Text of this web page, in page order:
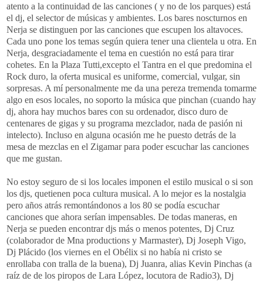
atento a la continuidad de las canciones ( y no de los parques) está
el dj, el selector de músicas y ambientes. Los bares noscturnos en
Nerja se distinguen por las canciones que escupen los altavoces.
Cada uno pone los temas según quiera tener una clientela u otra. En
Nerja, desgraciadamente el tema en cuestión no está para tirar
cohetes. En la Plaza Tutti,excepto el Tantra en el que predomina el
Rock duro, la oferta musical es uniforme, comercial, vulgar, sin
sorpresas. A mí personalmente me da una pereza tremenda tomarme
algo en esos locales, no soporto la música que pinchan (cuando hay
dj, ahora hay muchos bares con su ordenador, disco duro de
centenares de gigas y su programa mezclador, nada de pasión ni
intelecto). Incluso en alguna ocasión me he puesto detrás de la
mesa de mezclas en el Zigamar para poder escuchar las canciones
que me gustan.
No estoy seguro de si los locales imponen el estilo musical o si son
los djs, quetienen poca cultura musical. A lo mejor es la nostalgia
pero años atrás remontándonos a los 80 se podía escuchar
canciones que ahora serían impensables. De todas maneras, en
Nerja se pueden encontrar djs más o menos potentes, Dj Cruz
(colaborador de Mna productions y Marmaster), Dj Joseph Vigo,
Dj Plácido (los viernes en el Obélix si no había ni cristo se
enrollaba con tralla de la buena), Dj Juanra, alias Kevin Pinchas (a
raíz de de los piropos de Lara López, locutora de Radio3), Dj